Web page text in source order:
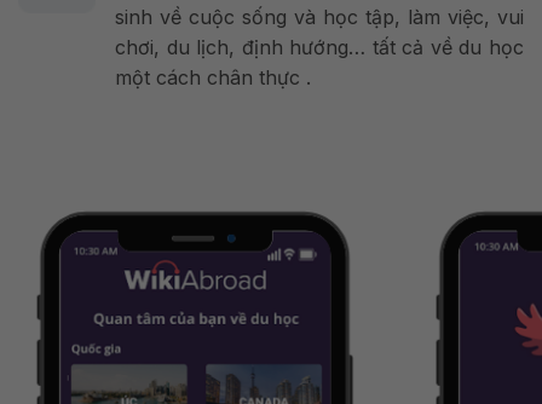
sinh về cuộc sống và học tập, làm việc, vui
chơi, du lịch, định hướng… tất cả về du học
một cách chân thực .